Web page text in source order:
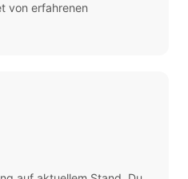
von erfahrenen